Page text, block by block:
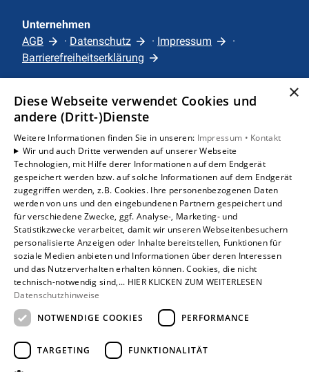
Unternehmen
AGB
· Datenschutz · Impressum
·
Barrierefreiheitserklärung
Leistungen
Privatkunden
Unternehmen
Standorte
Löhne
×
Diese Webseite verwendet Cookies und
andere (Dritt-)Dienste
Weitere Informationen finden Sie in unseren: Impressum • Kontakt
Wir und auch Dritte verwenden auf unserer Webseite
Technologien, mit Hilfe derer Informationen auf dem Endgerät
gespeichert werden bzw. auf solche Informationen auf dem Endgerät
zugegriffen werden, z.B. Cookies. Ihre personenbezogenen Daten
werden von uns und den eingebundenen Partnern gespeichert und
für verschiedene Zwecke, ggf. Analyse-, Marketing- und
Statistikzwecke verarbeitet, damit wir unseren Webseitenbesuchern
personalisierte Anzeigen oder Inhalte bereitstellen, Funktionen für
soziale Medien anbieten und Informationen über deren Interessen
und das Nutzerverhalten erhalten können. Cookies, die nicht
technisch-notwendig sind,... HIER KLICKEN ZUM WEITERLESEN
Datenschutzhinweise
NOTWENDIGE COOKIES
PERFORMANCE
TARGETING FUNKTIONALITÄT